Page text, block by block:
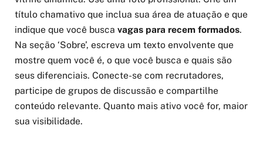
título chamativo que inclua sua área de atuação e que
indique que você busca vagas para recem formados.
Na seção ‘Sobre’, escreva um texto envolvente que
mostre quem você é, o que você busca e quais são
seus diferenciais. Conecte-se com recrutadores,
participe de grupos de discussão e compartilhe
conteúdo relevante. Quanto mais ativo você for, maior
sua visibilidade.